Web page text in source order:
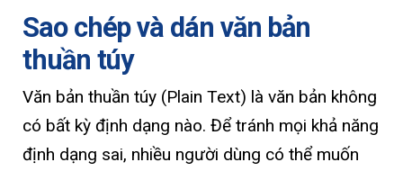
Sao chép và dán văn bản
thuần túy
Văn bản thuần túy (Plain Text) là văn bản không
có bất kỳ định dạng nào. Để tránh mọi khả năng
định dạng sai, nhiều người dùng có thể muốn